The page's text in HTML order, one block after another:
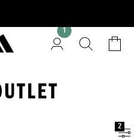
1
2